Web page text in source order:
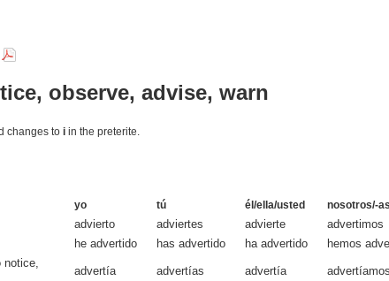
observe, advise, warn
changes to i in the preterite.
yo tú él/ella/usted nosotros/-
advierto adviertes advierte
advertimos
he advertido has advertido ha advertido hemos
notice,
advertía advertías advertía